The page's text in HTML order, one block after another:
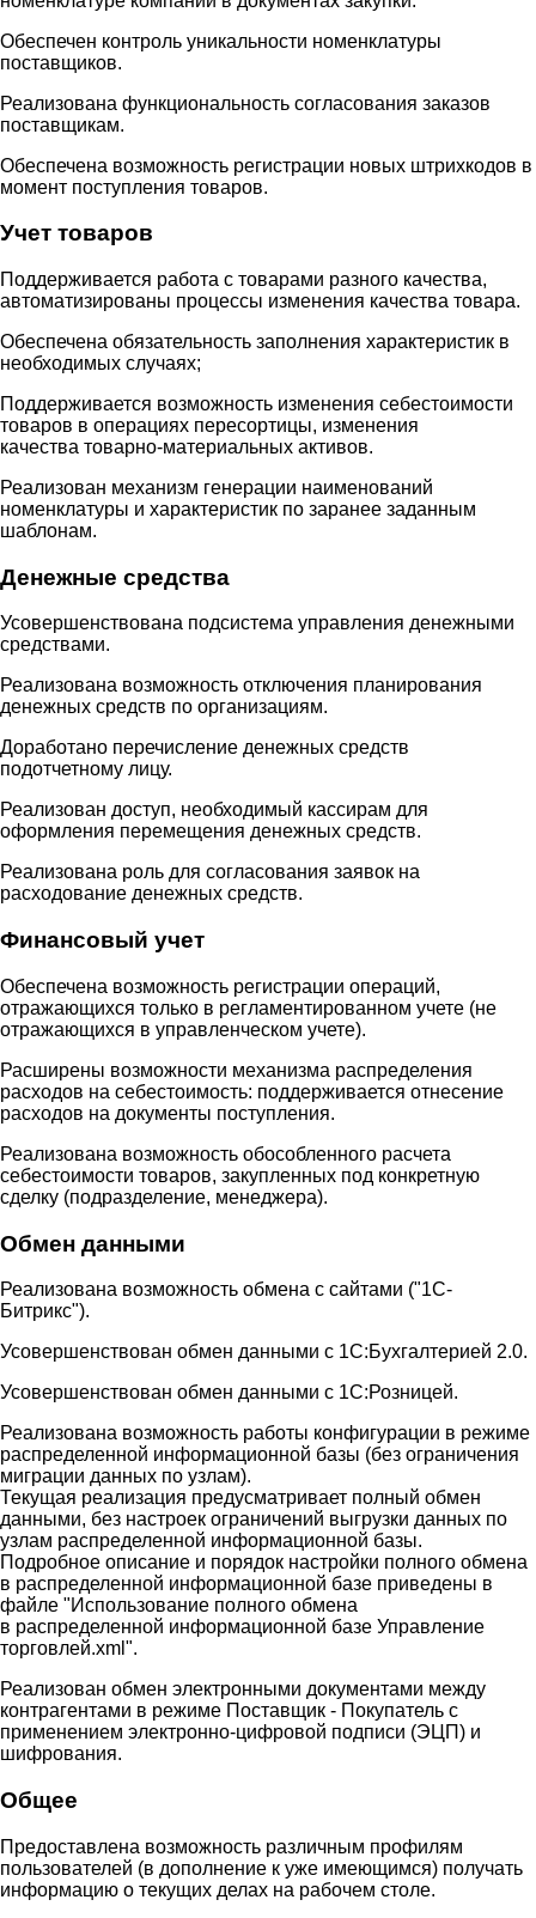
Обеспечен контроль уникальности номенклатуры
поставщиков.
Реализована функциональность согласования заказов
поставщикам.
Обеспечена возможность регистрации новых штрихкодов в
момент поступления товаров.
Учет товаров
Поддерживается работа с товарами разного качества,
автоматизированы процессы изменения качества товара.
Обеспечена обязательность заполнения характеристик в
необходимых случаях;
Поддерживается возможность изменения себестоимости
товаров в операциях пересортицы, изменения
качества товарно-материальных активов.
Реализован механизм генерации наименований
номенклатуры и характеристик по заранее заданным
шаблонам.
Денежные средства
Усовершенствована подсистема управления денежными
средствами.
Реализована возможность отключения планирования
денежных средств по организациям.
Доработано перечисление денежных средств
подотчетному лицу.
Реализован доступ, необходимый кассирам для
оформления перемещения денежных средств.
Реализована роль для согласования заявок на
расходование денежных средств.
Финансовый учет
Обеспечена возможность регистрации операций,
отражающихся только в регламентированном учете (не
отражающихся в управленческом учете).
Расширены возможности механизма распределения
расходов на себестоимость: поддерживается отнесение
расходов на документы поступления.
Реализована возможность обособленного расчета
себестоимости товаров, закупленных под конкретную
сделку (подразделение, менеджера).
Обмен данными
Реализована возможность обмена с сайтами ("1С-
Битрикс").
Усовершенствован обмен данными с 1С:Бухгалтерией 2.0.
Усовершенствован обмен данными с 1С:Розницей.
Реализована возможность работы конфигурации в режиме
распределенной информационной базы (без ограничения
миграции данных по узлам).
Текущая реализация предусматривает полный обмен
данными, без настроек ограничений выгрузки данных по
узлам распределенной информационной базы.
Подробное описание и порядок настройки полного обмена
в распределенной информационной базе приведены в
файле "Использование полного обмена
в распределенной информационной базе Управление
торговлей.xml".
Реализован обмен электронными документами между
контрагентами в режиме Поставщик - Покупатель с
применением электронно-цифровой подписи (ЭЦП) и
шифрования.
Общее
Предоставлена возможность различным профилям
пользователей (в дополнение к уже имеющимся) получать
информацию о текущих делах на рабочем столе.